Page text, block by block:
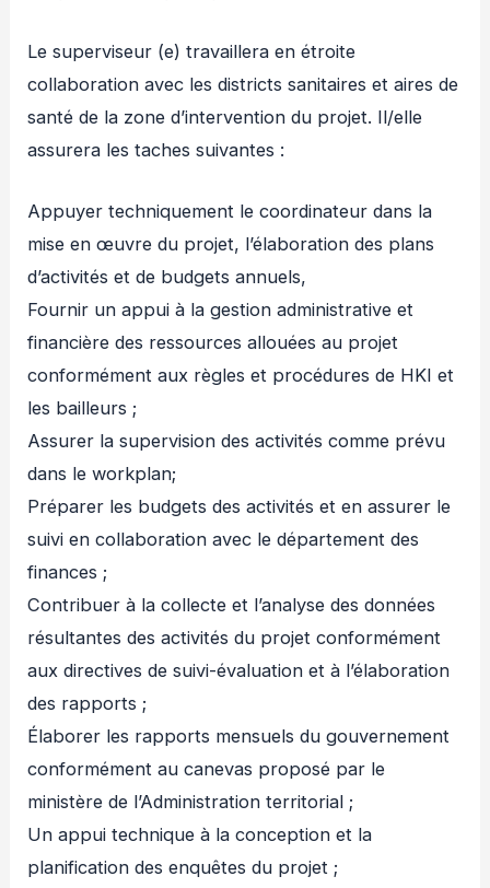
Le superviseur (e) travaillera en étroite
collaboration avec les districts sanitaires et aires de
santé de la zone d’intervention du projet. Il/elle
assurera les taches suivantes :
Appuyer techniquement le coordinateur dans la
mise en œuvre du projet, l’élaboration des plans
d’activités et de budgets annuels,
Fournir un appui à la gestion administrative et
financière des ressources allouées au projet
conformément aux règles et procédures de HKI et
les bailleurs ;
Assurer la supervision des activités comme prévu
dans le workplan;
Préparer les budgets des activités et en assurer le
suivi en collaboration avec le département des
finances ;
Contribuer à la collecte et l’analyse des données
résultantes des activités du projet conformément
aux directives de suivi-évaluation et à l’élaboration
des rapports ;
Élaborer les rapports mensuels du gouvernement
conformément au canevas proposé par le
ministère de l’Administration territorial ;
Un appui technique à la conception et la
planification des enquêtes du projet ;